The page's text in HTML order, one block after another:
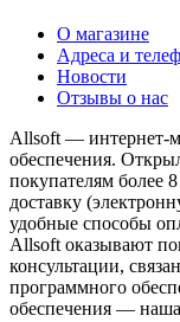
О магазине
Адреса и
Новости
Отзывы о нас
Allsoft — интернет-
обеспечения.
покупателям более
доставку
удобные способы
Allsoft оказывают
консультации,
программного
обеспечения —